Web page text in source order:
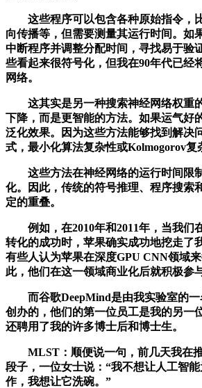
这些程序可以包含各种原始指令，
向传播等，但需要测量其运行时间。如
中断程序并调整分配时间，寻找易于验
些看起来很符号化，但我在90年代已经
网络。
这其实是另一种搜索神经网络权重
下降，而是更智能的方法。如果运气好
泛化效果。因为这些方法能够找到解决
式，最小化算法复杂性或Kolmogorov复
这些方法在神经网络的运行时间限
化。因此，传统的符号推理、程序搜索
定的重叠。
例如，在2010年和2011年，当我们
转化的成功时，苹果确实成功地挖走了
有些人认为苹果在深度GPU CNN领域
此，他们在这一领域商业化后就积极参
而谷歌DeepMind是由我实验室的一
创办的，他们的第一位员工是我的另一
还聘用了我的许多博士后和博士生。
MLST：顺便说一句，前几天我在推
段子，一位女士说：“我不想让人工智
作，我想让它洗碗。”